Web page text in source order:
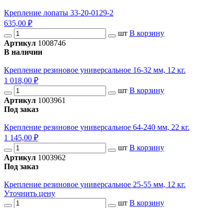
Крепление лопаты 33-20-0129-2
635,00 ₽
шт В корзину
Артикул 1008746
В наличии
Крепление резиновое универсальное 16-32 мм, 12 кг.
1 018,00 ₽
шт В корзину
Артикул 1003961
Под заказ
Крепление резиновое универсальное 64-240 мм, 22 кг.
1 145,00 ₽
шт В корзину
Артикул 1003962
Под заказ
Крепление резиновое универсальное 25-55 мм, 12 кг.
Уточнить цену
шт В корзину